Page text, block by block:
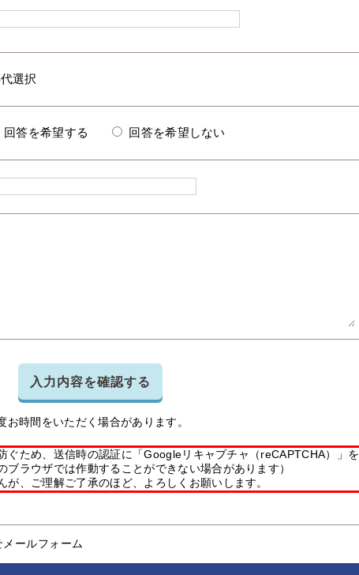
回答を希望する 回答を希望しない
入力内容を確認する
時間をいただく場合があります。
ぐため、送信時の認証に「Googleリキャプチャ（reCAPTCHA）」を
ラウザでは作動することができない場合があります）
、ご理解ご了承のほど、よろしくお願いします。
ールフォーム